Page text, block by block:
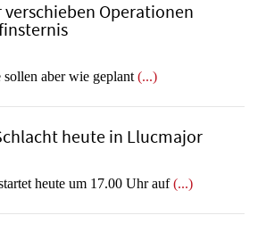
Operationen
aber wie geplant (...)
heute in Llucmajor
heute um 17.00 Uhr auf(...)